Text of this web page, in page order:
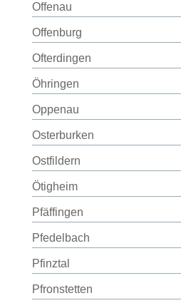
Offenau
Offenburg
Ofterdingen
Öhringen
Oppenau
Osterburken
Ostfildern
Ötigheim
Pfäffingen
Pfedelbach
Pfinztal
Pfronstetten